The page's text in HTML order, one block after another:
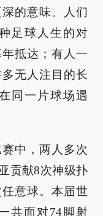
的意味。人们
足球人生的对
抵达；有人一
无人注目的长
同一片球场遇
中，两人多次
贡献8次神级扑
意球。本届世
共面对74脚射